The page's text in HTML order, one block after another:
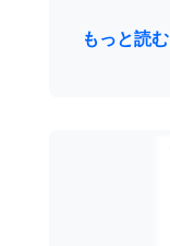
もっと読む